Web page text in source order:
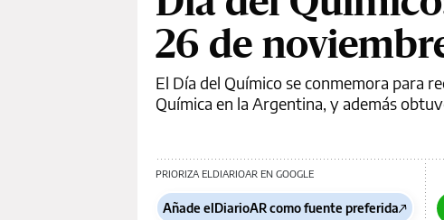
26 de
El Día del Químico se conmemora para
Química en la Argentina, y además
PRIORIZA ELDIARIOAR EN GOOGLE
Añade elDiarioAR como fuente preferida